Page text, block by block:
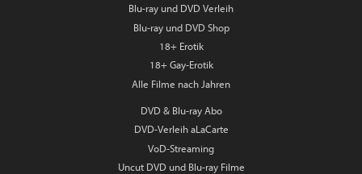
Blu-ray und DVD Verleih
Blu-ray und DVD Shop
18+ Erotik
18+ Gay-Erotik
Alle Filme nach Jahren
DVD & Blu-ray Abo
DVD-Verleih aLaCarte
VoD-Streaming
Uncut DVD und Blu-ray Filme